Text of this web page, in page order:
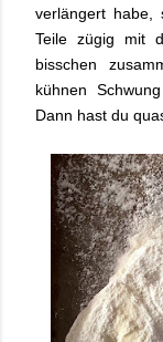
verlängert habe,
Teile zügig mit
bisschen
kühnen
Dann hast du